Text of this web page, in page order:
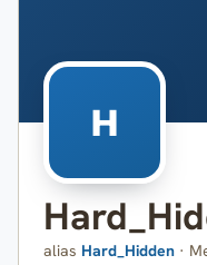
Reportages
Matériel
Services
H
alias Hard_Hidden ·